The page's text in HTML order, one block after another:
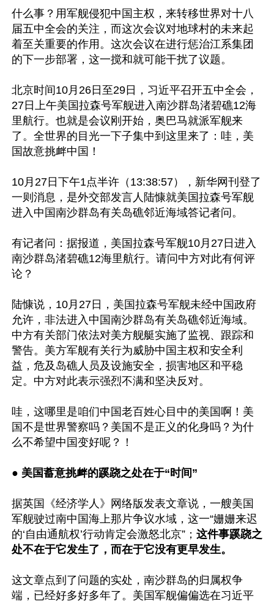
什么事？用军舰侵犯中国主权，来转移世界对十八
届五中全会的关注，而这次会议对地球村的未来起
着至关重要的作用。这次会议在进行惩治江系集团
的下一步部署，这一搅和就可能干扰了议题。
北京时间10月26日至29日，习近平召开五中全会，
27日上午美国拉森号军舰进入南沙群岛渚碧礁12海
里航行。也就是会议刚开始，奥巴马就派军舰来
了。全世界的目光一下子集中到这里来了：哇，美
国故意挑衅中国！
10月27日下午1点半许（13:38:57），新华网刊登了
一则消息，是外交部发言人陆慷就美国拉森号军舰
进入中国南沙群岛有关岛礁邻近海域答记者问。
有记者问：据报道，美国拉森号军舰10月27日进入
南沙群岛渚碧礁12海里航行。请问中方对此有何评
论？
陆慷说，10月27日，美国拉森号军舰未经中国政府
允许，非法进入中国南沙群岛有关岛礁邻近海域。
中方有关部门依法对美方舰艇实施了监视、跟踪和
警告。美方军舰有关行为威胁中国主权和安全利
益，危及岛礁人员及设施安全，损害地区和平稳
定。中方对此表示强烈不满和坚决反对。
哇，这哪里是咱们中国老百姓心目中的美国啊！美
国不是世界警察吗？美国不是正义的化身吗？为什
么不希望中国变好呢？！
● 美国蓄意挑衅的蹊跷之处在于“时间”
据英国《经济学人》网络版发表文章说，一艘美国
军舰驶过南中国海上那片争议水域，这一“姗姗来迟
的‘自由通航权’行动肯定会激怒北京”； 这件事蹊跷之
处不在于它发生了，而在于它没有更早发生。
这文章点到了问题的实处，南沙群岛的归属权争
端，已经好多好多年了。美国军舰偏偏选在习近平